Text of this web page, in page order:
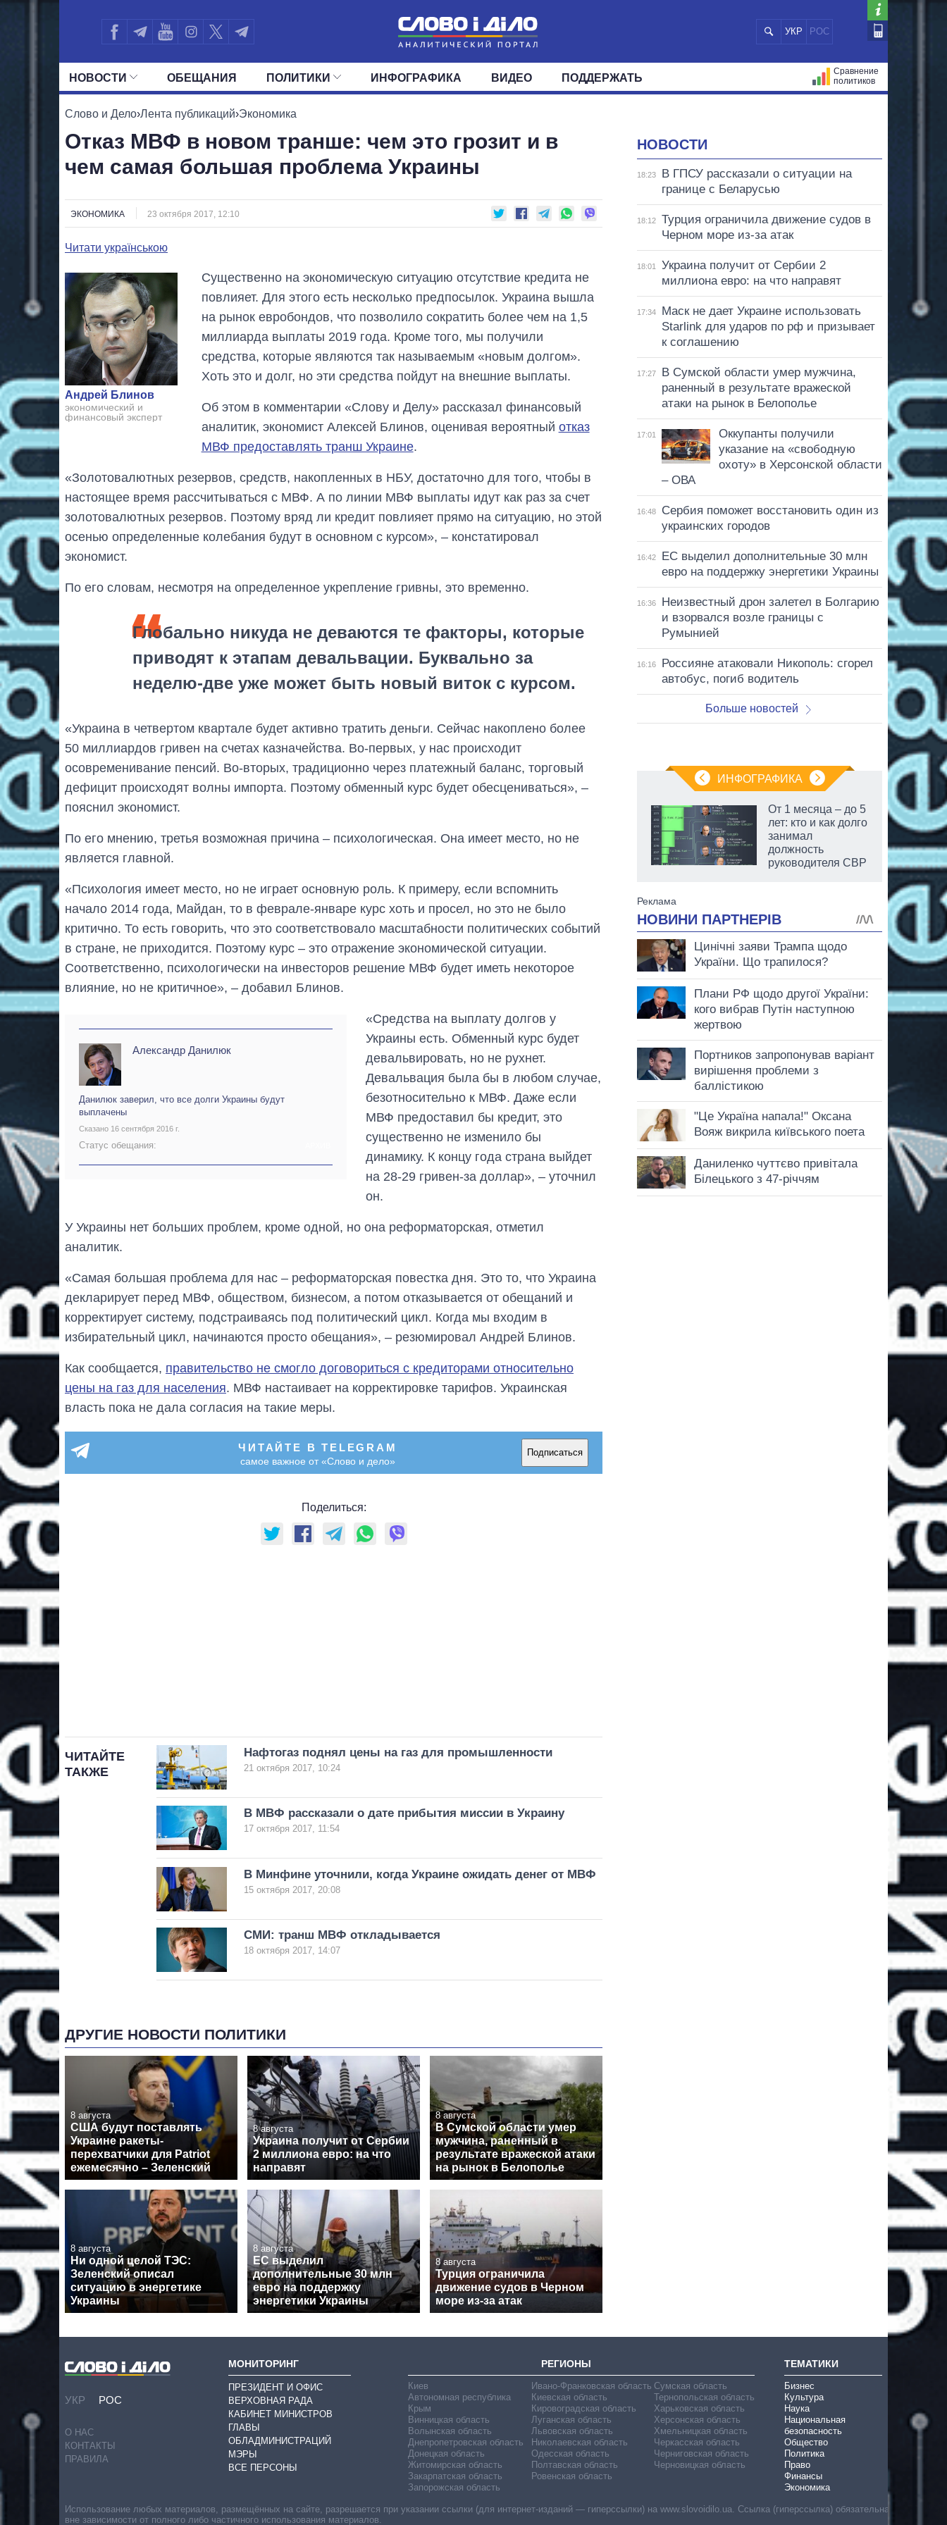
УКР РОС
НОВОСТИ
ПОЛИТИКА ЭКОНОМИКА ОБЩЕСТВО
ОБЕЩАНИЯ ПОЛИТИКИ
ВСЕ ПОЛИТИКИ ПРЕЗИДЕНТ И ОФИС
ДЕПУТАТЫ КОМИТЕТЫ ФРАКЦИИ ОКРУГА
ИНФОГРАФИКА ВИДЕО ПОДДЕРЖАТЬ
Сравнение
политиков
Слово и Дело›Лента публикаций›Экономика
Отказ МВФ в новом транше: чем это грозит и в
чем самая большая проблема Украины
ЭКОНОМИКА 23 октября 2017, 12:10
Читати українською
Андрей Блинов
экономический и
финансовый эксперт
Существенно на экономическую ситуацию отсутствие кредита не
повлияет. Для этого есть несколько предпосылок. Украина вышла
на рынок евробондов, что позволило сократить более чем на 1,5
миллиарда выплаты 2019 года. Кроме того, мы получили
средства, которые являются так называемым «новым долгом».
Хоть это и долг, но эти средства пойдут на внешние выплаты.
Об этом в комментарии «Слову и Делу» рассказал финансовый
аналитик, экономист Алексей Блинов, оценивая вероятный отказ
МВФ предоставлять транш Украине.
«Золотовалютных резервов, средств, накопленных в НБУ, достаточно для того, чтобы в
настоящее время рассчитываться с МВФ. А по линии МВФ выплаты идут как раз за счет
золотовалютных резервов. Поэтому вряд ли кредит повлияет прямо на ситуацию, но этой
осенью определенные колебания будут в основном с курсом», – констатировал
экономист.
По его словам, несмотря на определенное укрепление гривны, это временно.
Глобально никуда не деваются те факторы, которые
приводят к этапам девальвации. Буквально за
неделю-две уже может быть новый виток с курсом.
«Украина в четвертом квартале будет активно тратить деньги. Сейчас накоплено более
50 миллиардов гривен на счетах казначейства. Во-первых, у нас происходит
осовременивание пенсий. Во-вторых, традиционно через платежный баланс, торговый
дефицит происходят волны импорта. Поэтому обменный курс будет обесцениваться», –
пояснил экономист.
По его мнению, третья возможная причина – психологическая. Она имеет место, но не
является главной.
«Психология имеет место, но не играет основную роль. К примеру, если вспомнить
начало 2014 года, Майдан, то в феврале-январе курс хоть и просел, но это не было
критично. То есть говорить, что это соответствовало масштабности политических событий
в стране, не приходится. Поэтому курс – это отражение экономической ситуации.
Соответственно, психологически на инвесторов решение МВФ будет иметь некоторое
влияние, но не критичное», – добавил Блинов.
Александр Данилюк
Данилюк заверил, что все долги Украины будут
выплачены
Сказано 16 сентября 2016 г.
Статус обещания:
«Средства на выплату долгов у
Украины есть. Обменный курс будет
девальвировать, но не рухнет.
Девальвация была бы в любом случае,
безотносительно к МВФ. Даже если
МВФ предоставил бы кредит, это
существенно не изменило бы
динамику. К концу года страна выйдет
на 28-29 гривен-за доллар», – уточнил
он.
У Украины нет больших проблем, кроме одной, но она реформаторская, отметил
аналитик.
«Самая большая проблема для нас – реформаторская повестка дня. Это то, что Украина
декларирует перед МВФ, обществом, бизнесом, а потом отказывается от обещаний и
корректирует систему, подстраиваясь под политический цикл. Когда мы входим в
избирательный цикл, начинаются просто обещания», – резюмировал Андрей Блинов.
Как сообщается, правительство не смогло договориться с кредиторами относительно
цены на газ для населения. МВФ настаивает на корректировке тарифов. Украинская
власть пока не дала согласия на такие меры.
ЧИТАЙТЕ В TELEGRAM
самое важное от «Слово и дело»
Подписаться
Поделиться:
ЧИТАЙТЕ
ТАКЖЕ
Нафтогаз поднял цены на газ для промышленности
21 октября 2017, 10:24
В МВФ рассказали о дате прибытия миссии в Украину
17 октября 2017, 11:54
В Минфине уточнили, когда Украине ожидать денег от МВФ
15 октября 2017, 20:08
СМИ: транш МВФ откладывается
18 октября 2017, 14:07
ДРУГИЕ НОВОСТИ ПОЛИТИКИ
8 августа
США будут поставлять
Украине ракеты-
перехватчики для Patriot
ежемесячно – Зеленский
8 августа
Украина получит от Сербии
2 миллиона евро: на что
направят
8 августа
В Сумской области умер
мужчина, раненный в
результате вражеской атаки
на рынок в Белополье
8 августа
Ни одной целой ТЭС:
Зеленский описал
ситуацию в энергетике
Украины
8 августа
ЕС выделил
дополнительные 30 млн
евро на поддержку
энергетики Украины
8 августа
Турция ограничила
движение судов в Черном
море из-за атак
НОВОСТИ
18:23
В ГПСУ рассказали о ситуации на
границе с Беларусью
18:12
Турция ограничила движение судов в
Черном море из-за атак
18:01
Украина получит от Сербии 2
миллиона евро: на что направят
17:34
Маск не дает Украине использовать
Starlink для ударов по рф и призывает
к соглашению
17:27
В Сумской области умер мужчина,
раненный в результате вражеской
атаки на рынок в Белополье
17:01
Оккупанты получили
указание на «свободную
охоту» в Херсонской области
– ОВА
16:48
Сербия поможет восстановить один из
украинских городов
16:42
ЕС выделил дополнительные 30 млн
евро на поддержку энергетики Украины
16:36
Неизвестный дрон залетел в Болгарию
и взорвался возле границы с
Румынией
16:16
Россияне атаковали Никополь: сгорел
автобус, погиб водитель
Больше новостей
ИНФОГРАФИКА
на чипы за
От 1 месяца – до 5
лет: кто и как долго
занимал
должность
руководителя СВР
УКР РОС
О НАС
КОНТАКТЫ
ПРАВИЛА
МОНИТОРИНГ
ПРЕЗИДЕНТ И ОФИС
ВЕРХОВНАЯ РАДА
КАБИНЕТ МИНИСТРОВ
ГЛАВЫ
ОБЛАДМИНИСТРАЦИЙ
МЭРЫ
ВСЕ ПЕРСОНЫ
РЕГИОНЫ
Киев
Автономная республика
Крым
Винницкая область
Волынская область
Днепропетровская область
Донецкая область
Житомирская область
Закарпатская область
Запорожская область
Ивано-Франковская область
Киевская область
Кировоградская область
Луганская область
Львовская область
Николаевская область
Одесская область
Полтавская область
Ровенская область
Сумская область
Тернопольская область
Харьковская область
Херсонская область
Хмельницкая область
Черкасская область
Черниговская область
Черновицкая область
ТЕМАТИКИ
Бизнес
Культура
Наука
Национальная
безопасность
Общество
Политика
Право
Финансы
Экономика
Использование любых материалов, размещённых на сайте, разрешается при указании ссылки (для интернет-изданий — гиперссылки) на www.slovoidilo.ua. Ссылка (гиперссылка) обязательна
вне зависимости от полного либо частичного использования материалов.